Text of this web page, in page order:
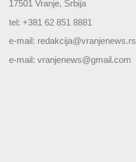
17501 Vranje, Srbija
tel: +381 62 851 8881
e-mail: redakcija@vranjenews.rs
e-mail: vranjenews@gmail.com